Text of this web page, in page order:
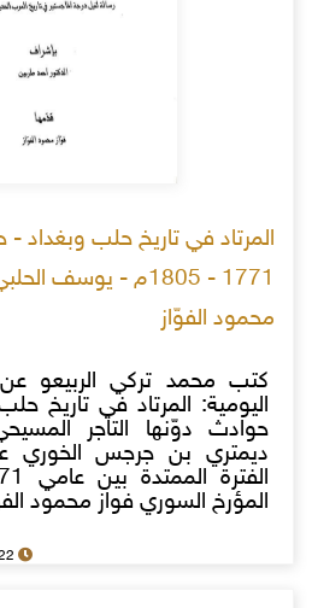
المرتاد في تاريخ حلب وبغداد -
1771 - 1805م - يوسف
محمود الفوّاز
كتب محمد تركي الربيعو
اليومية: المرتاد في تاريخ
حوادث دوّنها التاجر
ديمتري بن جرجس الخوري
المؤرخ السوري فواز محمود
31-10-2022